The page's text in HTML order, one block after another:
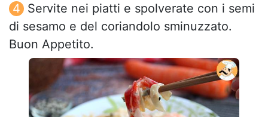
Servite nei piatti e spolverate con i semi
di sesamo e del coriandolo sminuzzato.
Buon Appetito.